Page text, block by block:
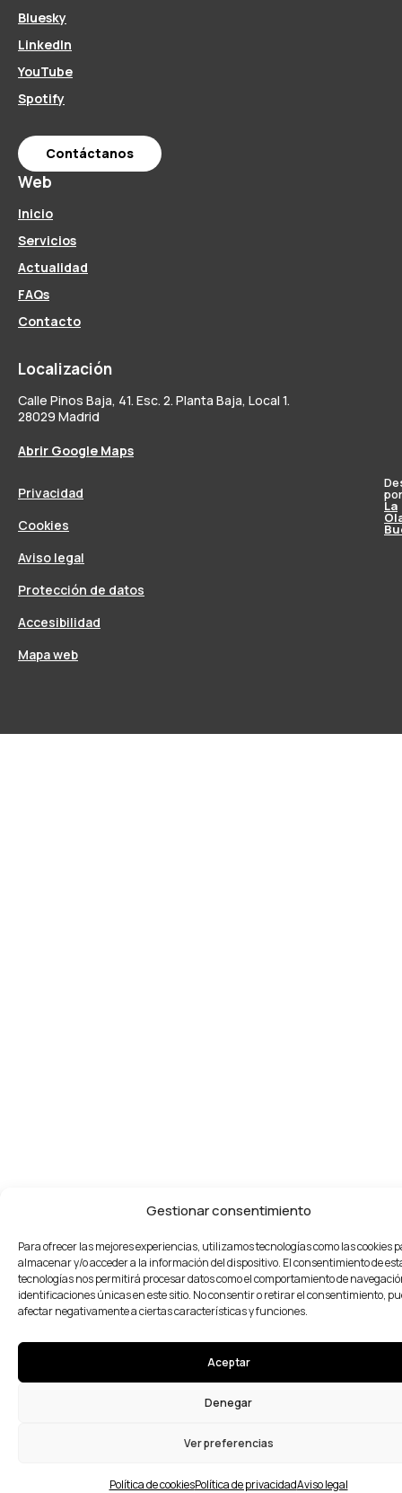
Gestionar consentimiento
Para ofrecer las mejores experiencias, utilizamos tecnologías como las cookies
almacenar y/o acceder a la información del dispositivo. El consentimiento de
tecnologías nos permitirá procesar datos como el comportamiento de
identificaciones únicas en este sitio. No consentir o retirar el consentimiento,
afectar negativamente a ciertas características y funciones.
Aceptar
Denegar
Ver preferencias
Política de cookiesPolítica de privacidadAviso legal
Bluesky
LinkedIn
YouTube
Spotify
Contáctanos
Web
Inicio
Servicios
Actualidad
FAQs
Contacto
Localización
Calle Pinos Baja, 41. Esc. 2. Planta Baja, Local 1.
28029 Madrid
Abrir Google Maps
Privacidad
Cookies
Aviso legal
Protección de datos
Accesibilidad
Mapa web
por
La